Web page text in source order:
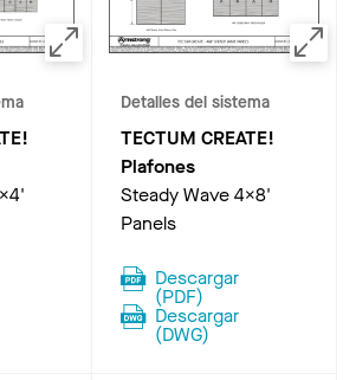
Detalles del sistema
TECTUM CREATE!
Plafones
Steady Wave 4x8'
Panels
Descargar
(PDF)
Descargar
(DWG)